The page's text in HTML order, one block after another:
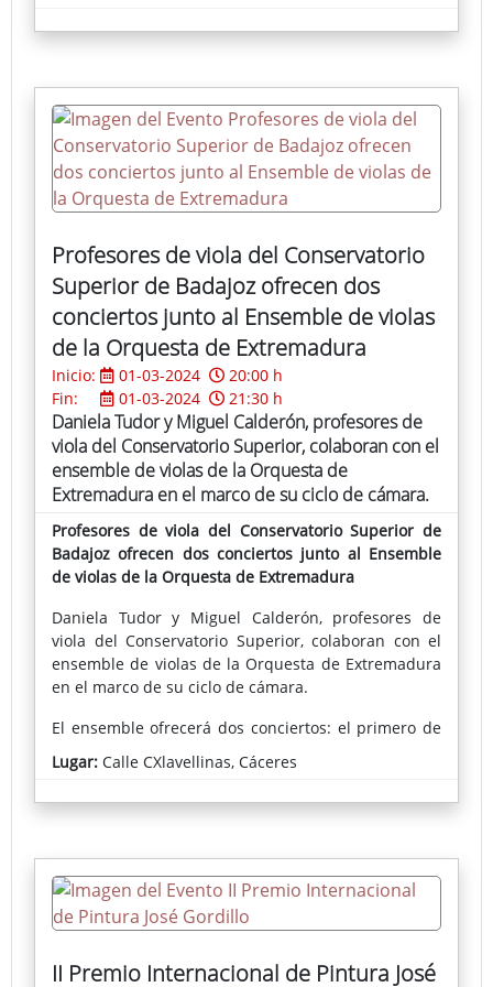
Profesores de viola del Conservatorio
Superior de Badajoz ofrecen dos
conciertos junto al Ensemble de violas
de la Orquesta de Extremadura
Inicio: 01-03-2024
20:00 h
Fin:
01-03-2024 21:30 h
Daniela Tudor y Miguel Calderón, profesores de
viola del Conservatorio Superior, colaboran con el
ensemble de violas de la Orquesta de
Extremadura en el marco de su ciclo de cámara.
Profesores de viola del Conservatorio Superior de
Badajoz ofrecen dos conciertos junto al Ensemble
de violas de la Orquesta de Extremadura
Daniela Tudor y Miguel Calderón, profesores de
viola del Conservatorio Superior, colaboran con el
ensemble de violas de la Orquesta de Extremadura
en el marco de su ciclo de cámara.
El ensemble ofrecerá dos conciertos: el primero de
ellos tendrá lugar el 29 de febrero a las 20:00 horas
en el Palacio de Congresos de Badajoz. El segundo,
se celebrará mañana en la calle Clavellinas de
de la colaboración entre la Fundación Orquesta de
Extremadura y la Fundación Atrio de Cáceres.
El programa estará compuesto por obras de Bach,
destacar la labor de Viorel Tudor, promotor del
Lugar: Calle CXlavellinas, Cáceres
II Premio Internacional de Pintura José